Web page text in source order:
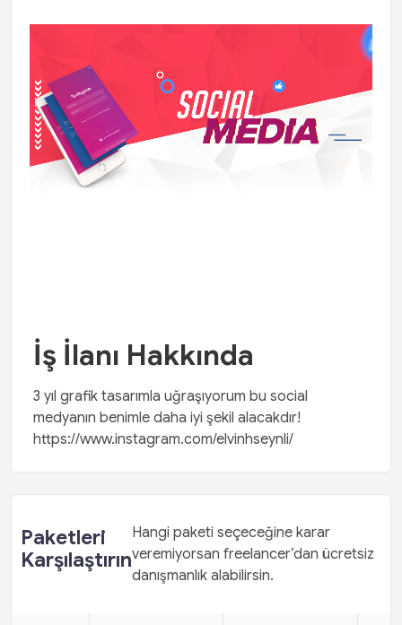
İş İlanı Hakkında
3 yıl grafik tasarımla uğraşıyorum bu social
medyanın benimle daha iyi şekil alacakdır!
https://www.instagram.com/elvinhseynli/
Paketleri
Karşılaştırın
Hangi paketi seçeceğine karar
veremiyorsan freelancer’dan ücretsiz
danışmanlık alabilirsin.